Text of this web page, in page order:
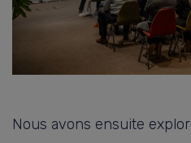
Nous avons ensuite